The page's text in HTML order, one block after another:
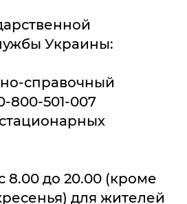
Украины:
справочный
800-501-007
8.00 до 20.00 (кроме
для жителей